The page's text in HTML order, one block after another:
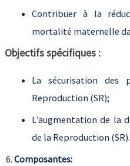
Contribuer à la
mortalité maternelle
Objectifs spécifiques :
La sécurisation
Reproduction (SR);
L’augmentation de la
de la Reproduction (SR).
Composantes: